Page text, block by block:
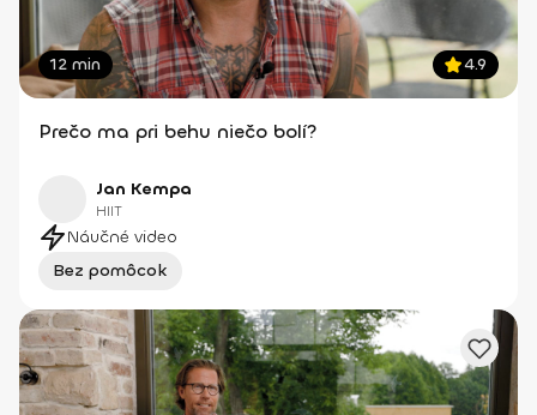
12 min 4.9
Prečo ma pri behu niečo bolí?
Jan Kempa
HIIT
Náučné video
Bez pomôcok